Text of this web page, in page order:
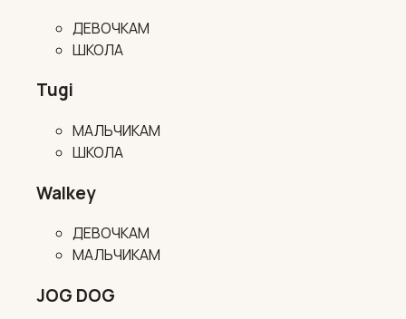
ДЕВОЧКАМ
ШКОЛА
Tugi
МАЛЬЧИКАМ
ШКОЛА
Walkey
ДЕВОЧКАМ
МАЛЬЧИКАМ
JOG DOG